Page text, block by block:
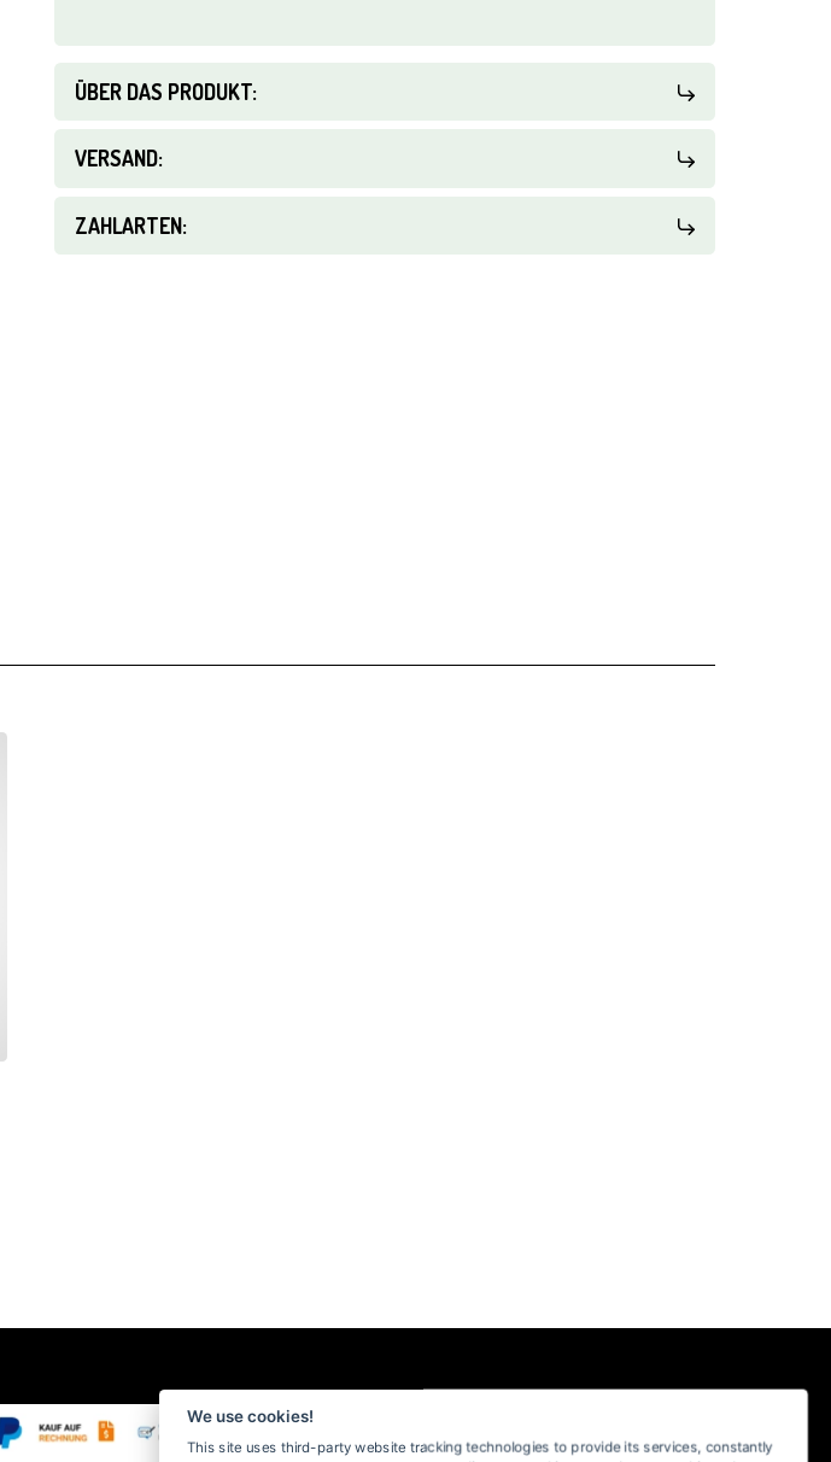
ÜBER DAS PRODUKT:
VERSAND:
ZAHLARTEN:
We use cookies!
This site uses third-party website tracking technologies to provide its services, constantly